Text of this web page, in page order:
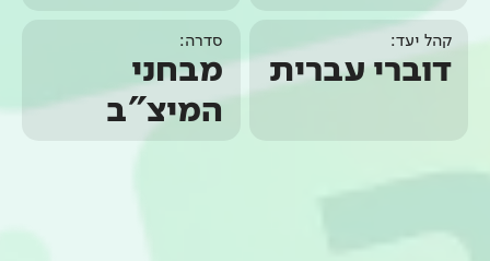
קהל יעד:
דוברי עברית
סדרה:
מבחני
המיצ"ב